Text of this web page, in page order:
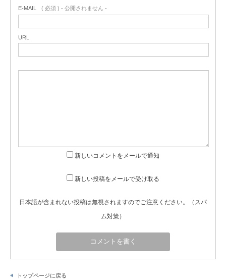
E-MAIL ( 必須 ) - 公開されません -
URL
新しいコメントをメールで通知
新しい投稿をメールで受け取る
日本語が含まれない投稿は無視されますのでご注意ください。（スパ
ム対策）
トップページに戻る